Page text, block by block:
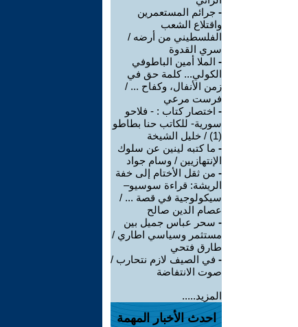
- جرائم المستعمرين
واقتلاع الشعب
الفلسطيني من أرضه /
سري القدوة
- الملا أمين الباطوفي
الكولي... كلمة حق في
زمن الأنفال، وكفاح ... /
فرست مرعي
- اختصار كتاب : - فلاحو
سورية- للكاتب حنا بطاطو
(1) / خليل الشيخة
- ما كتبه لينين عن سلوك
الإنتهازيين / وسام جواد
- من ثقل الأختام إلى خفة
الريشة: قراءة سوسيو–
سيكولوجية في قصة ... /
عصام الدين صالح
- سحر عباس جميل بين
مستثمر وسياسي اطاري /
طارق فتحي
- في الصيف لازم نتحارب /
صوت الانتفاضة
المزيد.....
احدث الأخبار المهمة